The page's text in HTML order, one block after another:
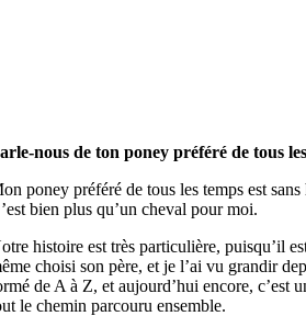
nous de ton poney préféré de tous
poney préféré de tous les temps est
bien plus qu’un cheval pour moi.
histoire est très particulière, puisqu’il
choisi son père, et je l’ai vu grandir
de A à Z, et aujourd’hui encore, c’est
le chemin parcouru ensemble.